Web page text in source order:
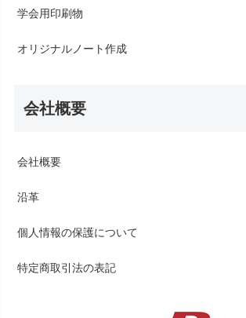
学会用印刷物
オリジナルノート作成
会社概要
会社概要
沿革
個人情報の保護について
特定商取引法の表記